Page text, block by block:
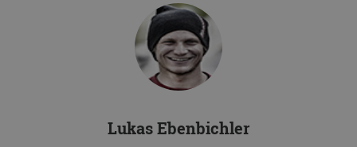
Lukas Ebenbichler